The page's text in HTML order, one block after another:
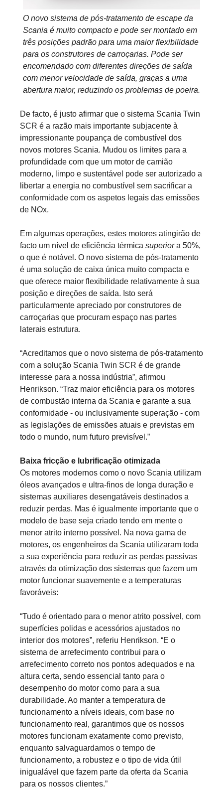
O novo sistema de pós-tratamento de escape da
Scania é muito compacto e pode ser montado em
três posições padrão para uma maior flexibilidade
para os construtores de carroçarias. Pode ser
encomendado com diferentes direções de saída
com menor velocidade de saída, graças a uma
abertura maior, reduzindo os problemas de poeira.
De facto, é justo afirmar que o sistema Scania Twin
SCR é a razão mais importante subjacente à
impressionante poupança de combustível dos
novos motores Scania. Mudou os limites para a
profundidade com que um motor de camião
moderno, limpo e sustentável pode ser autorizado a
libertar a energia no combustível sem sacrificar a
conformidade com os aspetos legais das emissões
de NOx.
Em algumas operações, estes motores atingirão de
facto um nível de eficiência térmica superiora 50%,
o que é notável. O novo sistema de pós-tratamento
é uma solução de caixa única muito compacta e
que oferece maior flexibilidade relativamente à sua
posição e direções de saída. Isto será
particularmente apreciado por construtores de
carroçarias que procuram espaço nas partes
laterais estrutura.
“Acreditamos que o novo sistema de pós-tratamento
com a solução Scania Twin SCR é de grande
interesse para a nossa indústria”, afirmou
Henrikson. “Traz maior eficiência para os motores
de combustão interna da Scania e garante a sua
conformidade - ou inclusivamente superação - com
as legislações de emissões atuais e previstas em
todo o mundo, num futuro previsível.”
Baixa fricção e lubrificação otimizada
Os motores modernos como o novo Scania utilizam
óleos avançados e ultra-finos de longa duração e
sistemas auxiliares desengatáveis destinados a
reduzir perdas. Mas é igualmente importante que o
modelo de base seja criado tendo em mente o
menor atrito interno possível. Na nova gama de
motores, os engenheiros da Scania utilizaram toda
a sua experiência para reduzir as perdas passivas
através da otimização dos sistemas que fazem um
motor funcionar suavemente e a temperaturas
favoráveis:
“Tudo é orientado para o menor atrito possível, com
superfícies polidas e acessórios ajustados no
interior dos motores”, referiu Henrikson. “E o
sistema de arrefecimento contribui para o
arrefecimento correto nos pontos adequados e na
altura certa, sendo essencial tanto para o
desempenho do motor como para a sua
durabilidade. Ao manter a temperatura de
funcionamento a níveis ideais, com base no
funcionamento real, garantimos que os nossos
motores funcionam exatamente como previsto,
enquanto salvaguardamos o tempo de
funcionamento, a robustez e o tipo de vida útil
inigualável que fazem parte da oferta da Scania
para os nossos clientes.”